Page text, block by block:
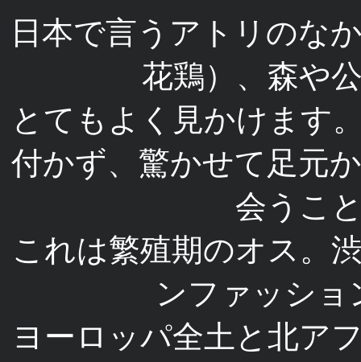
日本で言うアトリのな
花鶏）、森や
とてもよく見かけます
付かず、驚かせて足元
会うこ
これは繁殖期のオス。
ンファッショ
ヨーロッパ全土と北ア